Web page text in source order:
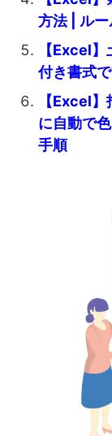
方法 | ル
【Excel
付き書式
【Excel
に自動で
手順